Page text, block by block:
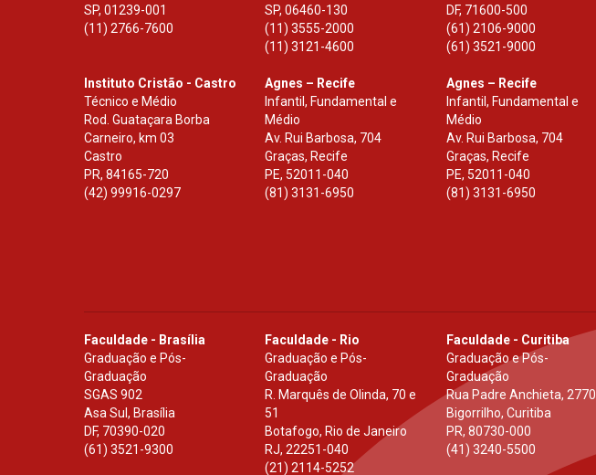
SP, 01239-001
(11) 2766-7600
SP,06460-130
(11) 3555-2000
(11) 3121-4600
DF, 71600-500
(61) 2106-9000
(61) 3521-9000
Instituto Cristão - Castro
Técnico e Médio
Rod. Guataçara Borba
Carneiro, km 03
Castro
PR, 84165-720
(42) 99916-0297
Agnes – Recife
Infantil, Fundamental e
Médio
Av. Rui Barbosa, 704
Graças, Recife
PE, 52011-040
(81) 3131-6950
Agnes – Recife
Infantil, Fundamental e
Médio
Av. Rui Barbosa, 704
Graças, Recife
PE, 52011-040
(81) 3131-6950
Faculdade - Brasília
Graduação e Pós-
Graduação
SGAS 902
Asa Sul, Brasília
DF, 70390-020
(61) 3521-9300
Faculdade - Rio
Graduação e Pós-
Graduação
R. Marquês de Olinda, 70 e
51
Botafogo, Rio de Janeiro
RJ,22251-040
(21) 2114-5252
Faculdade - Curitiba
Graduação e Pós-
Graduação
Rua Padre Anchieta, 2770
Bigorrilho, Curitiba
PR, 80730-000
(41) 3240-5500